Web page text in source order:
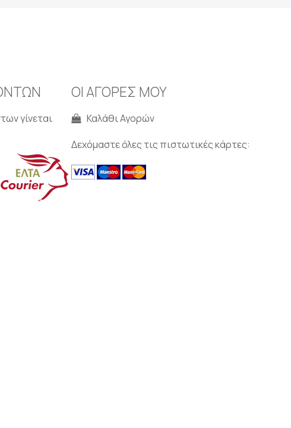
γίνεται
ΟΙ ΑΓΟΡΕΣ ΜΟΥ
Καλάθι Αγορών
Δεχόμαστε όλες τις πιστωτικές κάρτες: